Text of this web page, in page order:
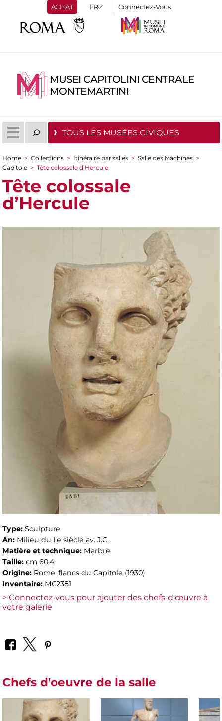
ACHAT Connectez-Vous
MUSEI CAPITOLINI CENTRALE
MONTEMARTINI
TOUS LES MUSÉES CIVIQUES
You are here
Home > Collections > Itinéraire par salles > Salle des Machines >
Capitole > Tête colossale d’Hercule
Tête colossale
d’Hercule
Type: Sculpture
An: Milieu du IIe siècle av. J.C.
Matière et technique: Marbre
Taille: cm 60,4
Origine: Rome, flancs du Capitole (1930)
Inventaire: MC2381
> Connectez-vous pour ajouter des chefs-d'œuvre à
votre galerie
Chefs d'oeuvre de la salle